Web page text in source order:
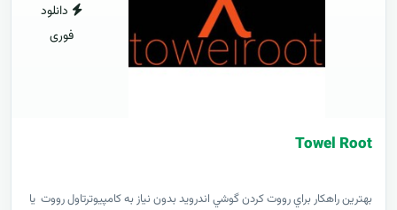
دانلود
فوری
Towel Root
بهترين راهکار براي رووت کردن گوشي اندرويد بدون نياز به کامپيوترتاول رووت يا